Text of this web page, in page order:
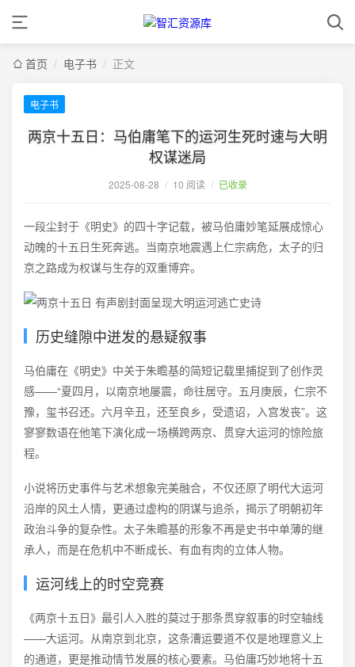
首页 / 电子书 / 正文
电子书
两京十五日：马伯庸笔下的运河生死时速与大明
权谋迷局
2025-08-28 / 10 阅读 / 已收录
一段尘封于《明史》的四十字记载，被马伯庸妙笔延展成惊心
动魄的十五日生死奔逃。当南京地震遇上仁宗病危，太子的归
京之路成为权谋与生存的双重博弈。
历史缝隙中迸发的悬疑叙事
马伯庸在《明史》中关于朱瞻基的简短记载里捕捉到了创作灵
感——“夏四月，以南京地屡震，命往居守。五月庚辰，仁宗不
豫，玺书召还。六月辛丑，还至良乡，受遗诏，入宫发丧”。这
寥寥数语在他笔下演化成一场横跨两京、贯穿大运河的惊险旅
程。
小说将历史事件与艺术想象完美融合，不仅还原了明代大运河
沿岸的风土人情，更通过虚构的阴谋与追杀，揭示了明朝初年
政治斗争的复杂性。太子朱瞻基的形象不再是史书中单薄的继
承人，而是在危机中不断成长、有血有肉的立体人物。
运河线上的时空竞赛
《两京十五日》最引人入胜的莫过于那条贯穿叙事的时空轴线
——大运河。从南京到北京，这条漕运要道不仅是地理意义上
的通道，更是推动情节发展的核心要素。马伯庸巧妙地将十五